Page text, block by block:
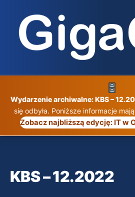
treści
Wydarzenie archiwalne: KBS –
się odbyła. Poniższe informacje
Zobacz najbliższą edycję: IT w
KBS – 12.2022